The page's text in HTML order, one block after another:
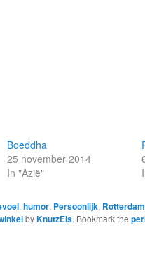
Boeddha
25 november 2014
In "Azië"
, humor, Persoonlijk, Rotterdam
byKnutzEls. Bookmark the